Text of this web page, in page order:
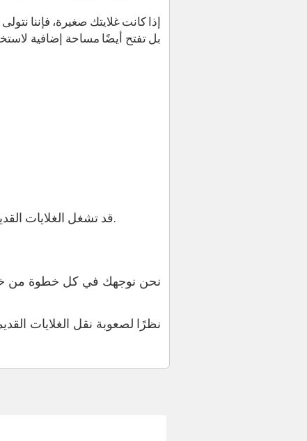
إذا كانت غلايتك صغيرة، فإننا
بل تفتح أيضًا مساحة إضافية
قد تشغل الغلايات القديمة مساحة غير ضرورية في منزلك أو مكان عملك. من خلال بيعها، يمكنك خلق مساحة أكثر كفاءة.
نحن نوجهك في كل خطوة من
نظرًا لصعوبة نقل الغلايات